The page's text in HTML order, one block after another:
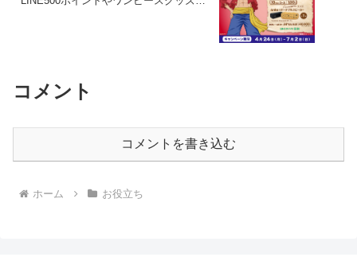
コメント
コメントを書き込む
ホーム お役立ち